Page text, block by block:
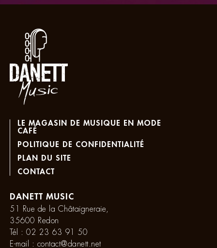
LE MAGASIN DE MUSIQUE EN MODE
CAFÉ
POLITIQUE DE CONFIDENTIALITÉ
PLAN DU SITE
CONTACT
DANETT MUSIC
51 Rue de la Châtaigneraie,
35600 Redon
Tél : 02 23 63 91 50
E-mail : contact@danett.net